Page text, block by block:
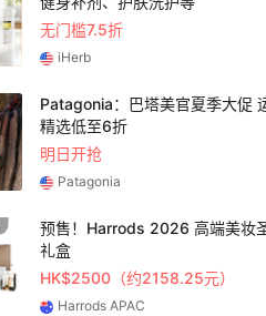
无门槛7.5折
iHerb
Patagonia：巴塔美官夏季大促
精选低至6折
明日开抢
Patagonia
预售！Harrods 2026 高端美妆
礼盒
HK$2500（约2158.25元）
Harrods APAC